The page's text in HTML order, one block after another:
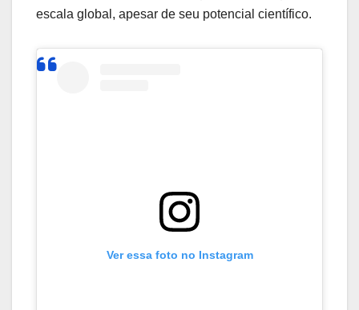
escala global, apesar de seu potencial científico.
Ver essa foto no Instagram